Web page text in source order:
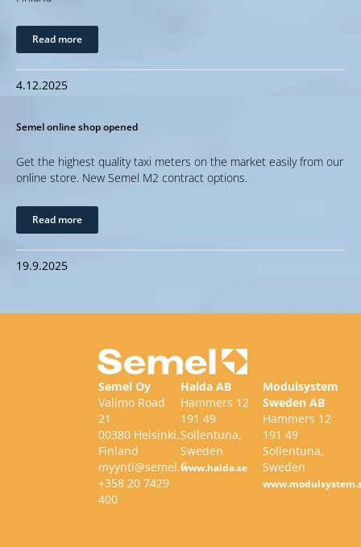
Read more
4.12.2025
Semel online shop opened
Get the highest quality taxi meters on the market easily from our
online store. New Semel M2 contract options.
Read more
19.9.2025
Semel Oy
Valimo Road
21
00380 Helsinki,
Finland
myynti@semel.fi
+358 20 7429
400
Halda AB
Hammers 12
191 49
Sollentuna,
Sweden
www.halda.se
Modulsystem
Sweden AB
Hammers 12
191 49
Sollentuna,
Sweden